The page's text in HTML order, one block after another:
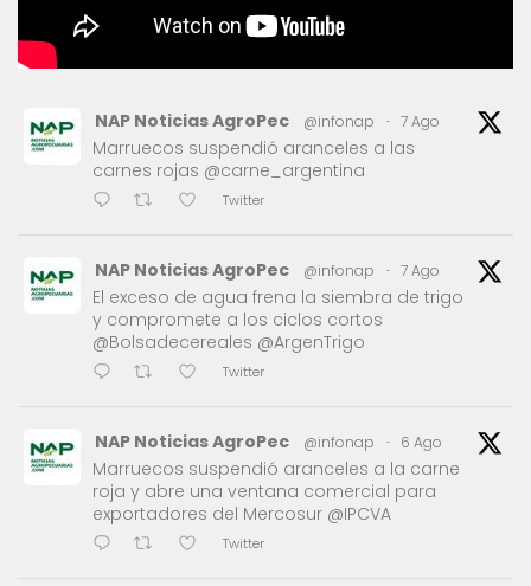
NAP Noticias AgroPec @infonap · 7 Ago
Marruecos suspendió aranceles a las
carnes rojas @carne_argentina
Twitter
NAP Noticias AgroPec @infonap · 7 Ago
El exceso de agua frena la siembra de trigo
y compromete a los ciclos cortos
@Bolsadecereales @ArgenTrigo
Twitter
NAP Noticias AgroPec @infonap · 6 Ago
Marruecos suspendió aranceles a la carne
roja y abre una ventana comercial para
exportadores del Mercosur @IPCVA
Twitter